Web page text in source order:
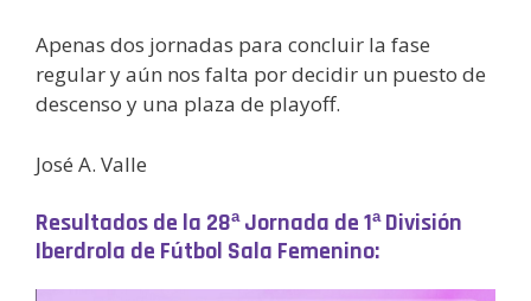
Apenas dos jornadas para concluir la fase
regular y aún nos falta por decidir un puesto de
descenso y una plaza de playoff.
José A. Valle
Resultados de la 28ª Jornada de 1ª División
Iberdrola de Fútbol Sala Femenino: